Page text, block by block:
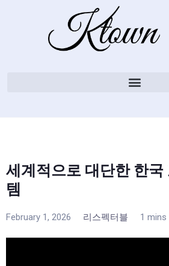
세계적으로 대단한 한국
템
February 1, 2026 리스펙터블 1 mins